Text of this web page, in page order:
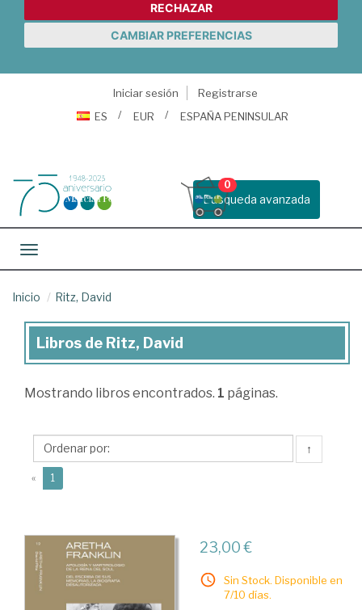
RECHAZAR
CAMBIAR PREFERENCIAS
Iniciar sesión
Registrarse
ES
EUR ESPAÑA PENINSULAR
Busqueda avanzada
0
Toggle navigation
Inicio Ritz, David
Libros
Ritz,
Libros de Ritz, David
Mostrando libros encontrados. 1 páginas.
↑
« 1
23,00 €
Sin Stock. Disponible en
7/10 días.